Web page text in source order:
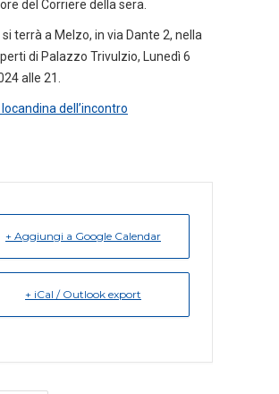
del Corriere della sera.
si terrà a Melzo, in via Dante 2, nella
di Palazzo Trivulzio, Lunedì 6
alle 21.
dell’incontro
+ Aggiungi a Google Calendar
+ iCal / Outlook export